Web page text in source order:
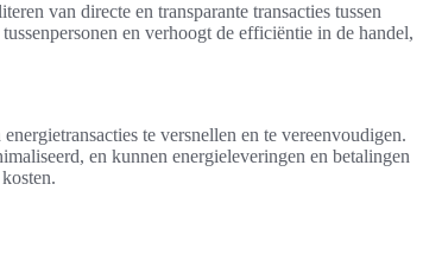
van directe en transparante transacties tussen
en verhoogt de efficiëntie in de handel,
te versnellen en te vereenvoudigen.
en kunnen energieleveringen en betalingen